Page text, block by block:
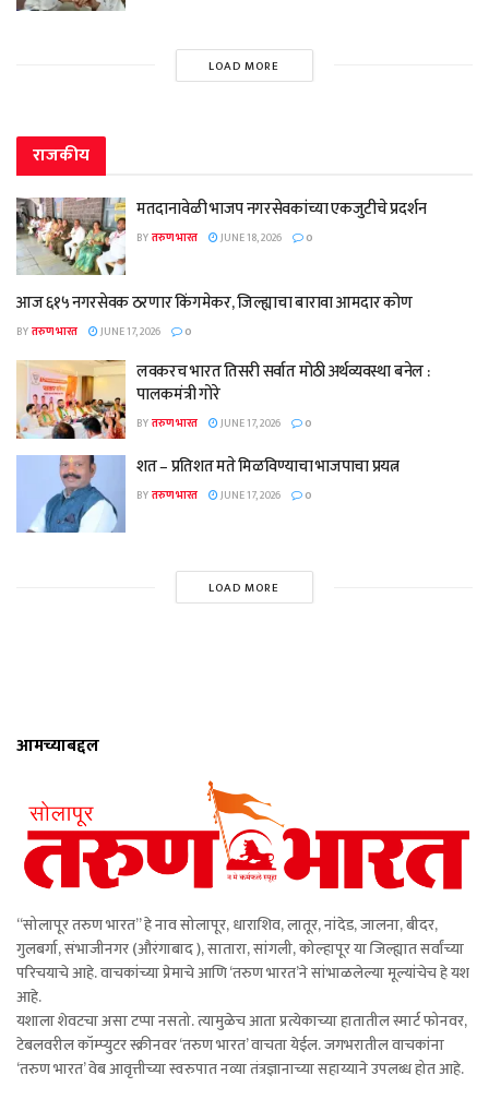
LOAD MORE
राजकीय
मतदानावेळी भाजप नगरसेवकांच्या एकजुटीचे प्रदर्शन
BYतरुण भारत JUNE 18, 2026 0
आज ६१५ नगरसेवक ठरणार किंगमेकर, जिल्ह्याचा बारावा आमदार कोण
BYतरुण भारत JUNE 17, 2026 0
लवकरच भारत तिसरी सर्वात मोठी अर्थव्यवस्था बनेल :
पालकमंत्री गोरे
BYतरुण भारत JUNE 17, 2026 0
शत – प्रतिशत मते मिळविण्याचा भाजपाचा प्रयत्न
BYतरुण भारत JUNE 17, 2026 0
LOAD MORE
आमच्याबद्दल
“सोलापूर तरुण भारत” हे नाव सोलापूर, धाराशिव, लातूर, नांदेड, जालना, बीदर,
गुलबर्गा, संभाजीनगर (औरंगाबाद ), सातारा, सांगली, कोल्हापूर या जिल्ह्यात सर्वांच्या
परिचयाचे आहे. वाचकांच्या प्रेमाचे आणि ‘तरुण भारत’ने सांभाळलेल्या मूल्यांचेच हे यश
आहे.
यशाला शेवटचा असा टप्पा नसतो. त्यामुळेच आता प्रत्येकाच्या हातातील स्मार्ट फोनवर,
टेबलवरील कॉम्प्युटर स्क्रीनवर ‘तरुण भारत’ वाचता येईल. जगभरातील वाचकांना
‘तरुण भारत’ वेब आवृत्तीच्या स्वरुपात नव्या तंत्रज्ञानाच्या सहाय्याने उपलब्ध होत आहे.